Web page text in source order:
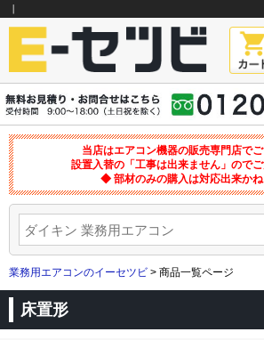
当店はエアコン機器の販売専門店でご
設置入替の「工事は出来ません」のでご
◆ 部材のみの購入は対応出来か
業務用エアコンのイーセツビ > 商品一覧ページ
床置形